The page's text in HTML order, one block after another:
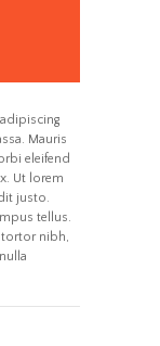
Mauris
eleifend
Ut lorem
justo.
tellus.
tortor nibh,